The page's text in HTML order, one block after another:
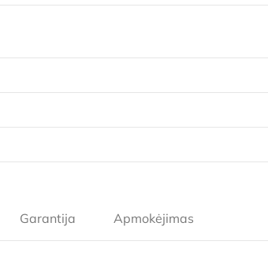
Garantija Apmokėjimas